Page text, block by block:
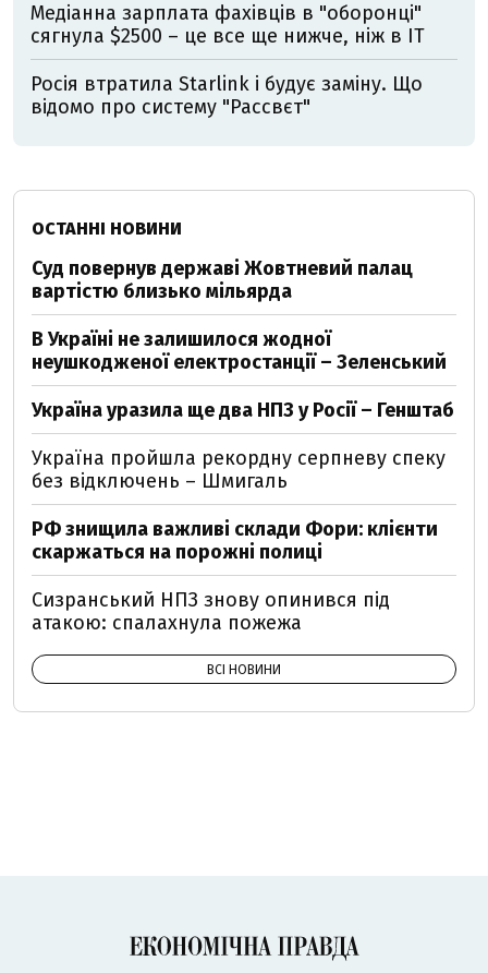
Медіанна зарплата фахівців в "оборонці"
сягнула $2500 – це все ще нижче, ніж в IT
Росія втратила Starlink і будує заміну. Що
відомо про систему "Рассвєт"
ОСТАННІ НОВИНИ
Суд повернув державі Жовтневий палац
вартістю близько мільярда
В Україні не залишилося жодної
неушкодженої електростанції – Зеленський
Україна уразила ще два НПЗ у Росії – Генштаб
Україна пройшла рекордну серпневу спеку
без відключень – Шмигаль
РФ знищила важливі склади Фори: клієнти
скаржаться на порожні полиці
Сизранський НПЗ знову опинився під
атакою: спалахнула пожежа
ВСІ НОВИНИ